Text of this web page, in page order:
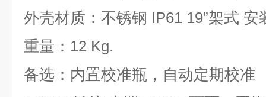
外壳材质：不锈钢 IP61 19”架式 安
重量：12 Kg.
备选：内置校准瓶，自动定期校准